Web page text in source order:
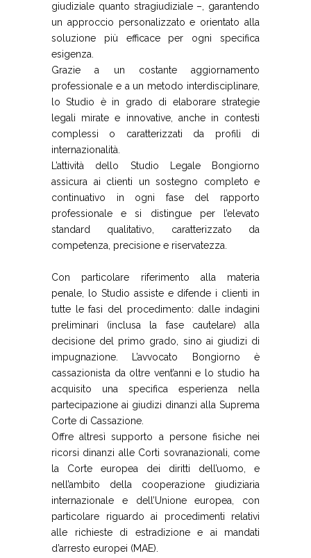
giudiziale quanto stragiudiziale –, garantendo
un approccio personalizzato e orientato alla
soluzione più efficace per ogni specifica
esigenza.
Grazie a un costante aggiornamento
professionale e a un metodo interdisciplinare,
lo Studio è in grado di elaborare strategie
legali mirate e innovative, anche in contesti
complessi o caratterizzati da profili di
internazionalità.
L’attività dello Studio Legale Bongiorno
assicura ai clienti un sostegno completo e
continuativo in ogni fase del rapporto
professionale e si distingue per l’elevato
standard qualitativo, caratterizzato da
competenza, precisione e riservatezza.
Con particolare riferimento alla materia
penale, lo Studio assiste e difende i clienti in
tutte le fasi del procedimento: dalle indagini
preliminari (inclusa la fase cautelare) alla
decisione del primo grado, sino ai giudizi di
impugnazione. L’avvocato Bongiorno è
cassazionista da oltre vent’anni e lo studio ha
acquisito una specifica esperienza nella
partecipazione ai giudizi dinanzi alla Suprema
Corte di Cassazione.
Offre altresì supporto a persone fisiche nei
ricorsi dinanzi alle Corti sovranazionali, come
la Corte europea dei diritti dell’uomo, e
nell’ambito della cooperazione giudiziaria
internazionale e dell’Unione europea, con
particolare riguardo ai procedimenti relativi
alle richieste di estradizione e ai mandati
d’arresto europei (MAE).